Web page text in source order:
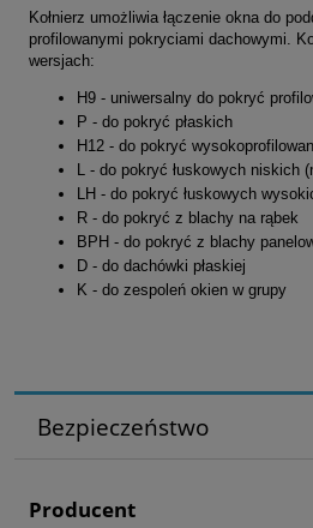
Kołnierz umożliwia łączenie okna do
profilowanymi pokryciami dachowymi.
wersjach:
H9 - uniwersalny do pokryć
P - do pokryć płaskich
H12 - do pokryć
L - do pokryć łuskowych niskich
LH - do pokryć łuskowych
R - do pokryć z blachy na rąbek
BPH - do pokryć z blachy
D - do dachówki płaskiej
K - do zespoleń okien w grupy
Bezpieczeństwo
Producent